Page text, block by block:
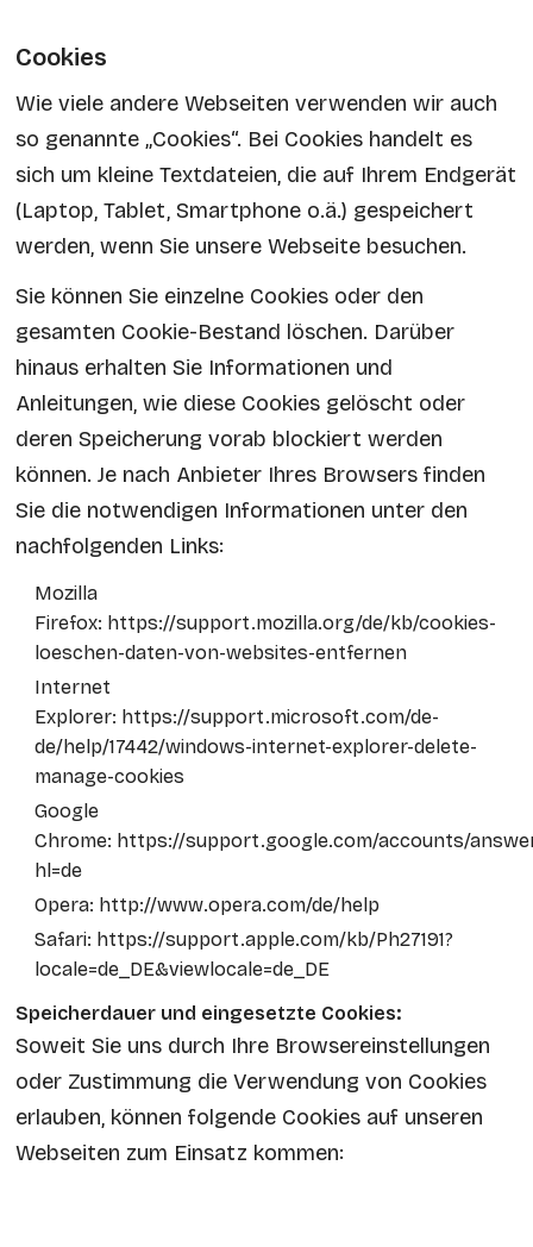
Cookies
Wie viele andere Webseiten verwenden wir auch
so genannte „Cookies“. Bei Cookies handelt es
sich um kleine Textdateien, die auf Ihrem Endgerät
(Laptop, Tablet, Smartphone o.ä.) gespeichert
werden, wenn Sie unsere Webseite besuchen.
Sie können Sie einzelne Cookies oder den
gesamten Cookie-Bestand löschen. Darüber
hinaus erhalten Sie Informationen und
Anleitungen, wie diese Cookies gelöscht oder
deren Speicherung vorab blockiert werden
können. Je nach Anbieter Ihres Browsers finden
Sie die notwendigen Informationen unter den
nachfolgenden Links:
Mozilla
Firefox: https://support.mozilla.org/de/kb/cookies-
loeschen-daten-von-websites-entfernen
Internet
Explorer: https://support.microsoft.com/de-
de/help/17442/windows-internet-explorer-delete-
manage-cookies
Google
Chrome: https://support.google.com/accounts/
hl=de
Opera: http://www.opera.com/de/help
Safari: https://support.apple.com/kb/Ph27191?
locale=de_DE&viewlocale=de_DE
Speicherdauer und eingesetzte Cookies:
Soweit Sie uns durch Ihre Browsereinstellungen
oder Zustimmung die Verwendung von Cookies
erlauben, können folgende Cookies auf unseren
Webseiten zum Einsatz kommen: